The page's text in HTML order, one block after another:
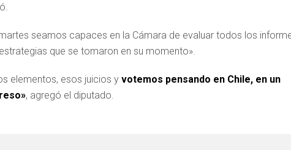
seamos capaces en la Cámara de evaluar todos los
que se tomaron en su momento».
elementos, esos juicios y votemos pensando en Chile, en un
, agregó el diputado.